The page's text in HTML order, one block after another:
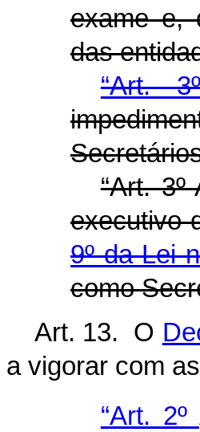
exame e,
das
“Art.
“Art.
executivo
9º da Lei
como
Art. 13. O
a vigorar com
“Art. 2º